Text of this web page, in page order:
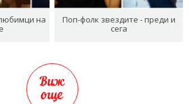
на
Поп-фолк звездите - преди и
сега
Виж
още